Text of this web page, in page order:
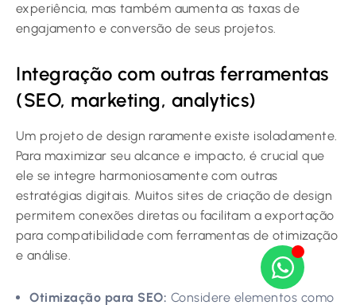
experiência, mas também aumenta as taxas de
engajamento e conversão de seus projetos.
Integração com outras ferramentas
(SEO, marketing, analytics)
Um projeto de design raramente existe isoladamente.
Para maximizar seu alcance e impacto, é crucial que
ele se integre harmoniosamente com outras
estratégias digitais. Muitos sites de criação de design
permitem conexões diretas ou facilitam a exportação
para compatibilidade com ferramentas de otimização
e análise.
Otimização para SEO: Considere elementos como